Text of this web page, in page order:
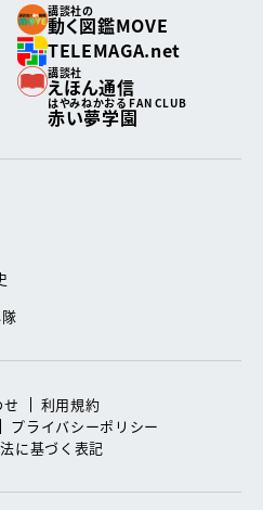
講談社の
動く図鑑MOVE
TELEMAGA.net
講談社
えほん通信
はやみねかおる FAN CLUB
赤い夢学園
利用規約
プライバシーポリシー
に基づく表記